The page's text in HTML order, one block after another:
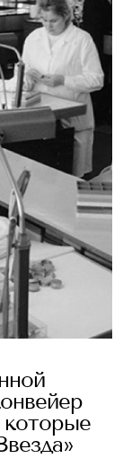
которые